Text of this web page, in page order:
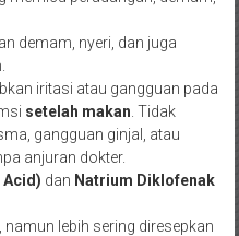
demam, nyeri, dan juga
iritasi atau gangguan pada
setelah makan . Tidak
gangguan ginjal, atau
anjuran dokter.
dan Natrium Diklofenak
namun lebih sering diresepkan